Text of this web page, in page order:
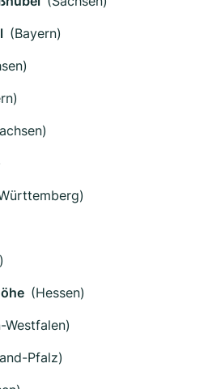
(Bayern)
(Hessen)
Westfalen)
Pfalz)